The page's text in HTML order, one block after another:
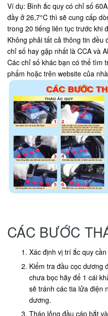
Ví dụ: Bình ắc quy có chỉ số
đầy ở 26,7°C thì sẽ cung cấp
trong 20 tiếng liên tục trước khi
Không phải tất cả thông tin đều
chỉ số hay gặp nhất là CCA và
Các chỉ số khác bạn có thể tìm
phẩm hoặc trên website của
CÁC BƯỚC
Xác định vị trí ắc quy
Kiểm tra đầu cọc dương
chưa bọc hãy để 1 cái
sẽ tránh các tia lửa điện
dương.
Tháo lỏng đầu cáp bắt